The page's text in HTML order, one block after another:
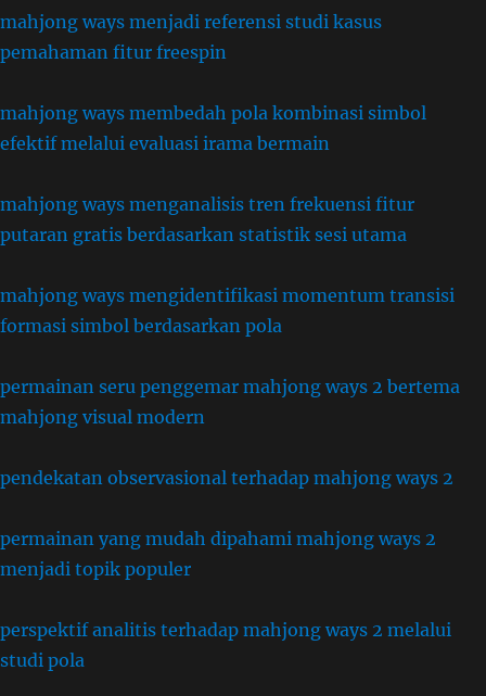
mahjong ways menjadi referensi studi kasus
pemahaman fitur freespin
mahjong ways membedah pola kombinasi simbol
efektif melalui evaluasi irama bermain
mahjong ways menganalisis tren frekuensi fitur
putaran gratis berdasarkan statistik sesi utama
mahjong ways mengidentifikasi momentum transisi
formasi simbol berdasarkan pola
permainan seru penggemar mahjong ways 2 bertema
mahjong visual modern
pendekatan observasional terhadap mahjong ways 2
permainan yang mudah dipahami mahjong ways 2
menjadi topik populer
perspektif analitis terhadap mahjong ways 2 melalui
studi pola